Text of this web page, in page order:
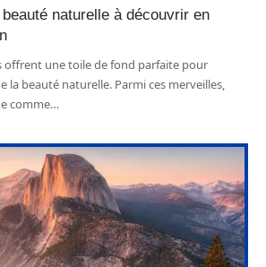
naturelle à découvrir en
offrent une toile de fond parfaite pour
la beauté naturelle. Parmi ces merveilles,
comme…